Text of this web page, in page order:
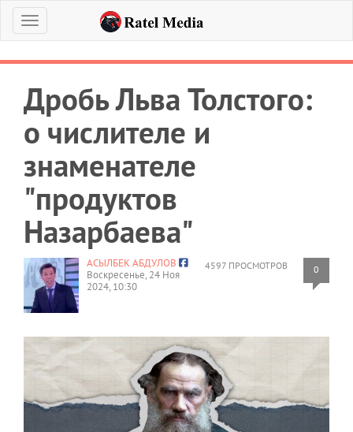
Меню
Дробь Льва Толстого:
о числителе и
знаменателе
"продуктов
Назарбаева"
4597 ПРОСМОТРОВ 0
АСЫЛБЕК АБДУЛОВ
Воскресенье, 24 Ноя
2024, 10:30